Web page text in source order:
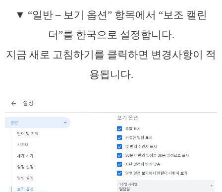
▼ “일반 – 보기 옵션” 항목에서 “보조 캘린
더”를 한국으로 설정합니다.
지금 새로 고침하기를 클릭하면 변경사항이 적
용됩니다.